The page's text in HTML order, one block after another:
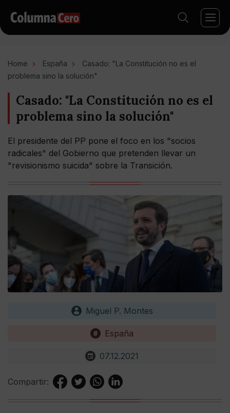
Home España
Casado: "La Constitución no es el
problema sino la solución"
Casado: "La Constitución no es el
problema sino la solución"
El presidente del PP pone el foco en los "socios
radicales" del Gobierno que pretenden llevar un
"revisionismo suicida" sobre la Transición.
Miguel P. Montes
España
07.12.2021
Compartir: